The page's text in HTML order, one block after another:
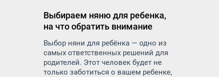
Выбираем няню для ребенка,
на что обратить внимание
Выбор няни для ребёнка — одно из
самых ответственных решений для
родителей. Этот человек будет не
только заботиться о вашем ребенке,